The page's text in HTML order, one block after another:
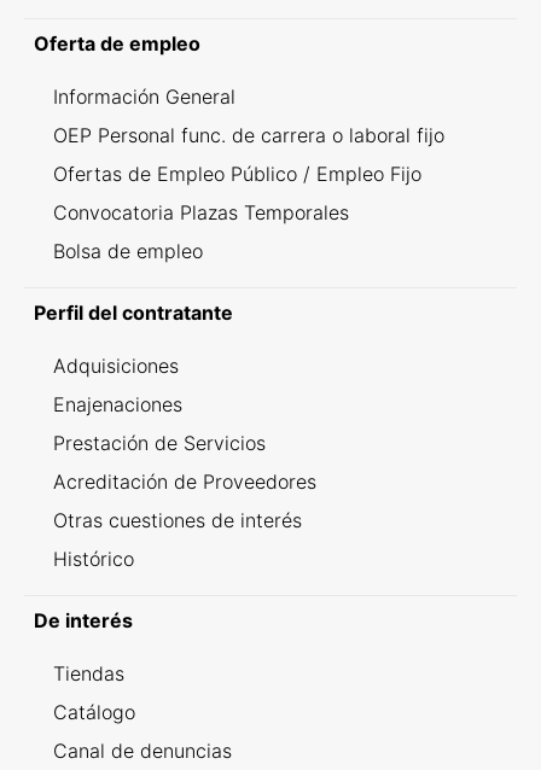
Oferta de empleo
Información General
OEP Personal func. de carrera o laboral fijo
Ofertas de Empleo Público / Empleo Fijo
Convocatoria Plazas Temporales
Bolsa de empleo
Perfil del contratante
Adquisiciones
Enajenaciones
Prestación de Servicios
Acreditación de Proveedores
Otras cuestiones de interés
Histórico
De interés
Tiendas
Catálogo
Canal de denuncias